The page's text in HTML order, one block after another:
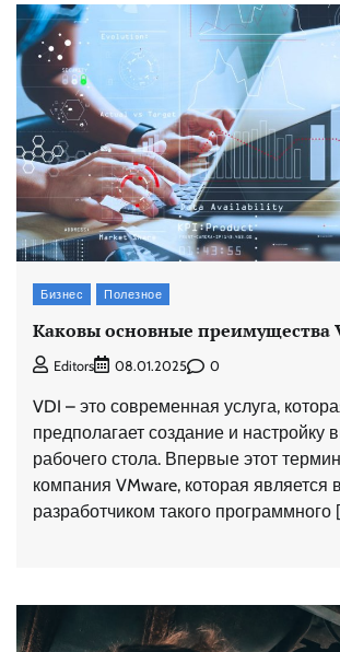
Бизнес Полезное
Каковы основные преимущества
Editors 08.01.2025 0
VDI – это современная услуга,
предполагает создание и настройку
рабочего стола. Впервые этот
компания VMware, которая является
разработчиком такого программного